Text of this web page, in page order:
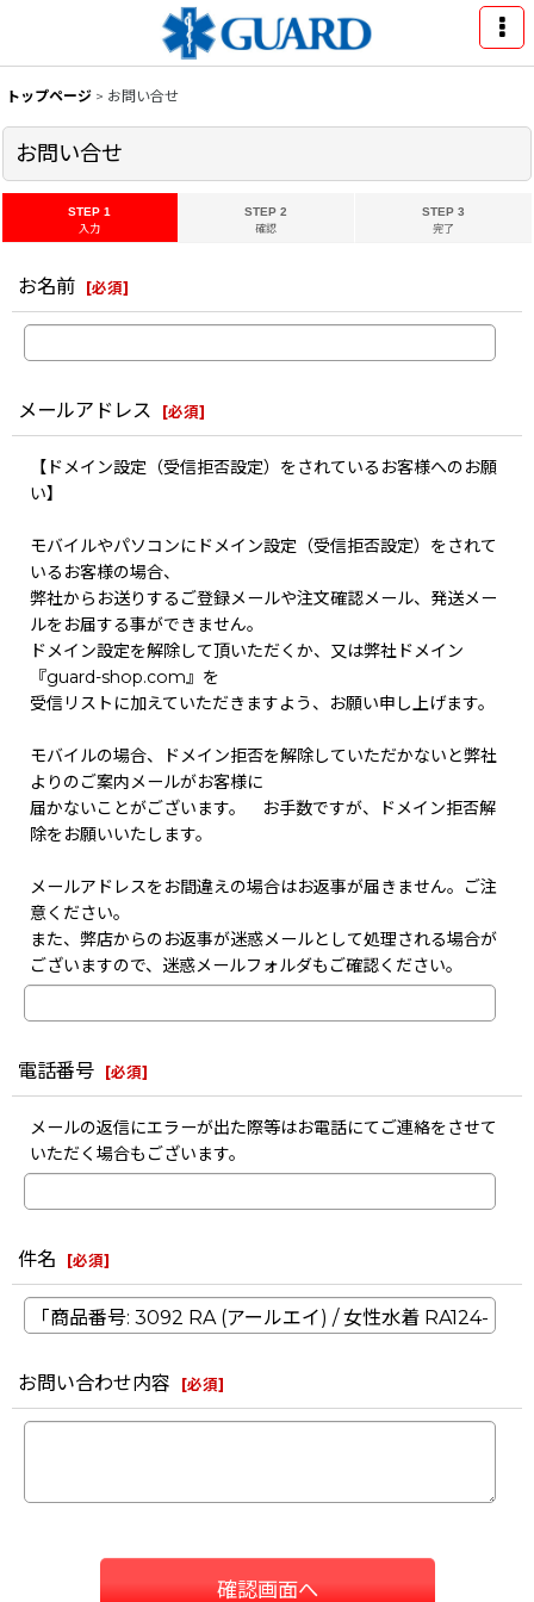
トップページ > お問い合せ
お問い合せ
STEP 1
入力
STEP 2
確認
STEP 3
完了
お名前 [必須]
メールアドレス [必須]
【ドメイン設定（受信拒否設定）をされているお客様へのお願
い】
モバイルやパソコンにドメイン設定（受信拒否設定）をされて
いるお客様の場合、
弊社からお送りするご登録メールや注文確認メール、発送メー
ルをお届する事ができません。
ドメイン設定を解除して頂いただくか、又は弊社ドメイン
『guard-shop.com』を
受信リストに加えていただきますよう、お願い申し上げます。
モバイルの場合、ドメイン拒否を解除していただかないと弊社
よりのご案内メールがお客様に
届かないことがございます。 お手数ですが、ドメイン拒否解
除をお願いいたします。
メールアドレスをお間違えの場合はお返事が届きません。ご注
意ください。
また、弊店からのお返事が迷惑メールとして処理される場合が
ございますので、迷惑メールフォルダもご確認ください。
電話番号 [必須]
メールの返信にエラーが出た際等はお電話にてご連絡をさせて
いただく場合もございます。
件名 [必須]
お問い合わせ内容 [必須]
確認画面へ